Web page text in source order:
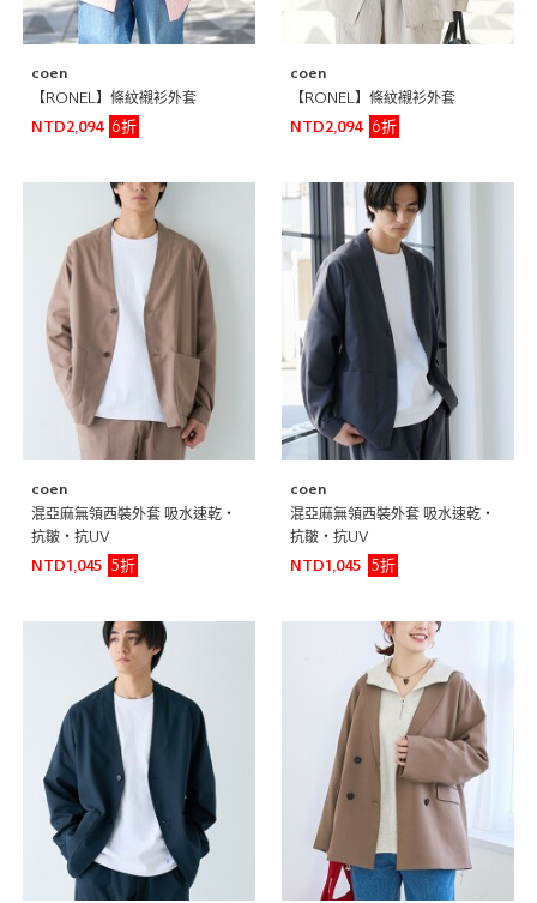
coen
【RONEL】條紋襯衫外套
NTD2,094
6折
coen
【RONEL】條紋襯衫外套
NTD2,094
6折
coen
混亞麻無領西裝外套 吸水速乾・
抗皺・抗UV
NTD1,045
5折
coen
混亞麻無領西裝外套 吸水速乾・
抗皺・抗UV
NTD1,045
5折